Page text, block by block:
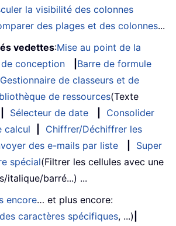
la visibilité des colonnes
des plages et des colonnes...
vedettes:Mise au point de la
conception
Barre de formule
Gestionnaire de classeurs et de
de ressources(Texte
Sélecteur de date
Consolider
calcul
Chiffrer/Déchiffrer les
des e-mails par liste
Super
spécial(Filtrer les cellules avec une
italique/barré...) ...
encore… et plus encore:
caractères spécifiques, ...)